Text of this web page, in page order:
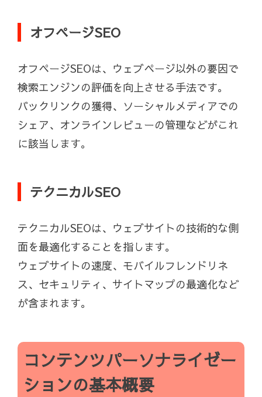
オフページSEO
オフページSEOは、ウェブページ以外の要因で
検索エンジンの評価を向上させる手法です。
バックリンクの獲得、ソーシャルメディアでの
シェア、オンラインレビューの管理などがこれ
に該当します。
テクニカルSEO
テクニカルSEOは、ウェブサイトの技術的な側
面を最適化することを指します。
ウェブサイトの速度、モバイルフレンドリネ
ス、セキュリティ、サイトマップの最適化など
が含まれます。
コンテンツパーソナライゼー
ションの基本概要